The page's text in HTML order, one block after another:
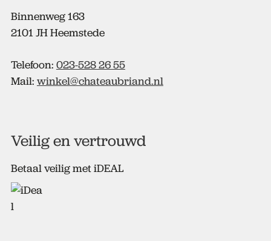
Binnenweg 163
2101 JH Heemstede
Telefoon: 023-528 26 55
Mail: winkel@chateaubriand.nl
Veilig en vertrouwd
Betaal veilig met iDEAL